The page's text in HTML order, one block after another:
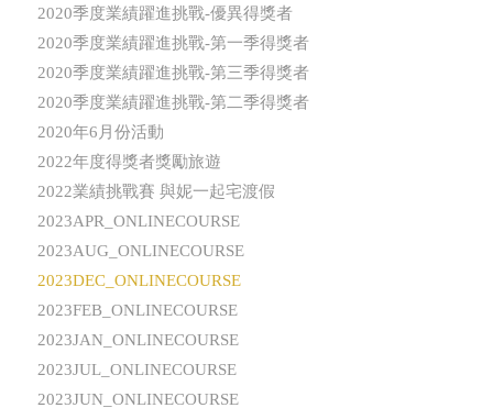
2020季度業績躍進挑戰-優異得獎者
2020季度業績躍進挑戰-第一季得獎者
2020季度業績躍進挑戰-第三季得獎者
2020季度業績躍進挑戰-第二季得獎者
2020年6月份活動
2022年度得獎者獎勵旅遊
2022業績挑戰賽 與妮一起宅渡假
2023APR_ONLINECOURSE
2023AUG_ONLINECOURSE
2023DEC_ONLINECOURSE
2023FEB_ONLINECOURSE
2023JAN_ONLINECOURSE
2023JUL_ONLINECOURSE
2023JUN_ONLINECOURSE